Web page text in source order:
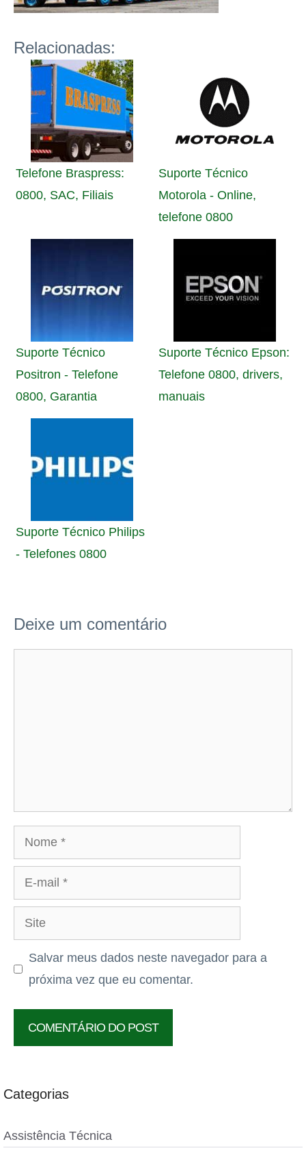
Relacionadas:
Telefone Braspress:
0800, SAC, Filiais
Suporte Técnico
Motorola - Online,
telefone 0800
Suporte Técnico
Positron - Telefone
0800, Garantia
Suporte Técnico Epson:
Telefone 0800, drivers,
manuais
Suporte Técnico Philips
- Telefones 0800
Deixe um comentário
Nome
mail
Site
Salvar meus dados neste navegador para a
próxima vez que eu comentar.
Categorias
Assistência Técnica